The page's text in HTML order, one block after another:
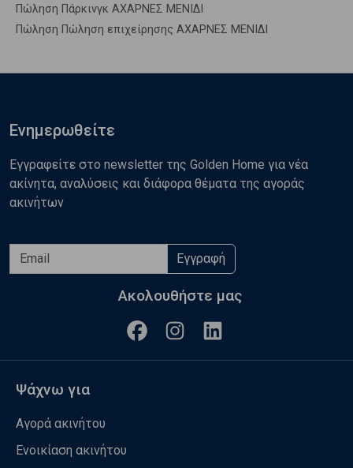
Πώληση Πάρκινγκ ΑΧΑΡΝΕΣ ΜΕΝΙΔΙ
Πώληση Πώληση επιχείρησης ΑΧΑΡΝΕΣ ΜΕΝΙΔΙ
Ενημερωθείτε
Εγγραφείτε στο newsletter της Golden Home για νέα
ακίνητα, αναλύσεις και διάφορα θέματα της αγοράς
ακινήτων
Εγγραφή
Ακολουθήστε μας
Ψάχνω για
Αγορά ακινήτου
Ενοικίαση ακινήτου